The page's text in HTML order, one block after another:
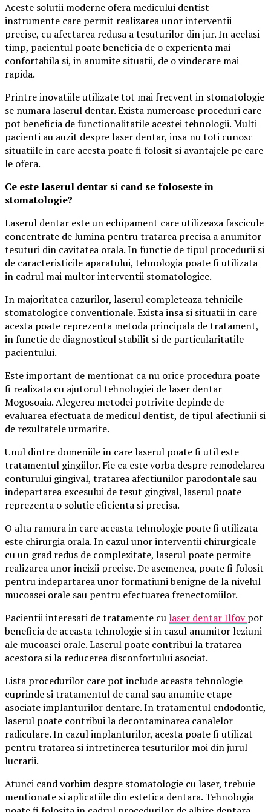
Aceste solutii moderne ofera medicului dentist
instrumente care permit realizarea unor interventii
precise, cu afectarea redusa a tesuturilor din jur. In acelasi
timp, pacientul poate beneficia de o experienta mai
confortabila si, in anumite situatii, de o vindecare mai
rapida.
Printre inovatiile utilizate tot mai frecvent in stomatologie
se numara laserul dentar. Exista numeroase proceduri care
pot beneficia de functionalitatile acestei tehnologii. Multi
pacienti au auzit despre laser dentar, insa nu toti cunosc
situatiile in care acesta poate fi folosit si avantajele pe care
le ofera.
Ce este laserul dentar si cand se foloseste in
stomatologie?
Laserul dentar este un echipament care utilizeaza fascicule
concentrate de lumina pentru tratarea precisa a anumitor
tesuturi din cavitatea orala. In functie de tipul procedurii si
de caracteristicile aparatului, tehnologia poate fi utilizata
in cadrul mai multor interventii stomatologice.
In majoritatea cazurilor, laserul completeaza tehnicile
stomatologice conventionale. Exista insa si situatii in care
acesta poate reprezenta metoda principala de tratament,
in functie de diagnosticul stabilit si de particularitatile
pacientului.
Este important de mentionat ca nu orice procedura poate
fi realizata cu ajutorul tehnologiei de laser dentar
Mogosoaia. Alegerea metodei potrivite depinde de
evaluarea efectuata de medicul dentist, de tipul afectiunii si
de rezultatele urmarite.
Unul dintre domeniile in care laserul poate fi util este
tratamentul gingiilor. Fie ca este vorba despre remodelarea
conturului gingival, tratarea afectiunilor parodontale sau
indepartarea excesului de tesut gingival, laserul poate
reprezenta o solutie eficienta si precisa.
O alta ramura in care aceasta tehnologie poate fi utilizata
este chirurgia orala. In cazul unor interventii chirurgicale
cu un grad redus de complexitate, laserul poate permite
realizarea unor incizii precise. De asemenea, poate fi folosit
pentru indepartarea unor formatiuni benigne de la nivelul
mucoasei orale sau pentru efectuarea frenectomiilor.
Pacientii interesati de tratamente culaser dentar Ilfovpot
beneficia de aceasta tehnologie si in cazul anumitor leziuni
ale mucoasei orale. Laserul poate contribui la tratarea
acestora si la reducerea disconfortului asociat.
Lista procedurilor care pot include aceasta tehnologie
cuprinde si tratamentul de canal sau anumite etape
asociate implanturilor dentare. In tratamentul endodontic,
laserul poate contribui la decontaminarea canalelor
radiculare. In cazul implanturilor, acesta poate fi utilizat
pentru tratarea si intretinerea tesuturilor moi din jurul
lucrarii.
Atunci cand vorbim despre stomatologie cu laser, trebuie
mentionate si aplicatiile din estetica dentara. Tehnologia